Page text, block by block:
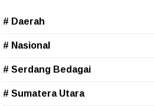
# Daerah
# Nasional
# Serdang Bedagai
# Sumatera Utara